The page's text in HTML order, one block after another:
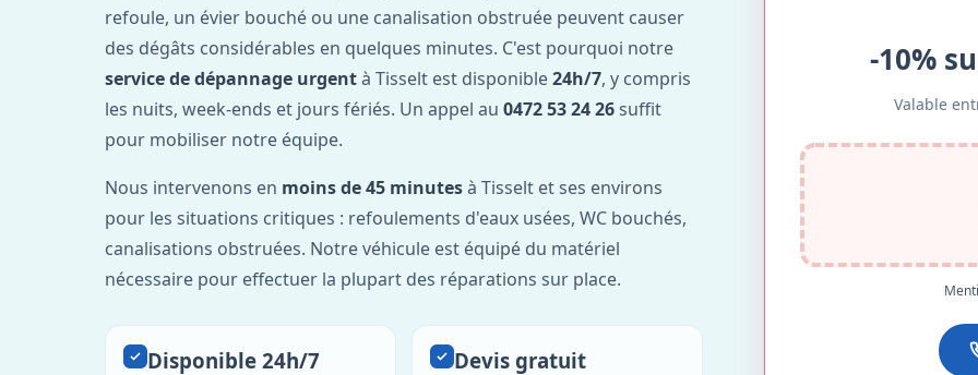
refoule, un évier bouché ou une canalisation obstruée peuvent causer
des dégâts considérables en quelques minutes. C'est pourquoi notre
service de dépannage urgentà Tisselt est disponible24h/7, y compris
les nuits, week-ends et jours fériés. Un appel au 0472 53 24 26suffit
pour mobiliser notre équipe.
Nous intervenons en moins de 45 minutesà Tisselt et ses environs
pour les situations critiques : refoulements d'eaux usées, WC bouchés,
canalisations obstruées. Notre véhicule est équipé du matériel
nécessaire pour effectuer la plupart des réparations sur place.
Disponible 24h/7 Devis gratuit
-10%
Valable